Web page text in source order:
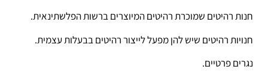
חנות רהיטים שמוכרת רהיטים המיוצרים ברשות הפלשתינאית.
חנויות רהיטים שיש להן מפעל לייצור רהיטים בבעלות עצמית.
נגרים פרטיים.